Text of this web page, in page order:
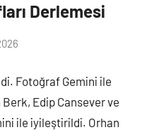
Derlemesi
Fotoğraf Gemini ile
Edip Cansever ve
ile iyileştirildi. Orhan